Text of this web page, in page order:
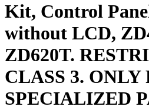
Kit, Control
without LCD,
ZD620T.
CLASS 3. ONLY
SPECIALIZED